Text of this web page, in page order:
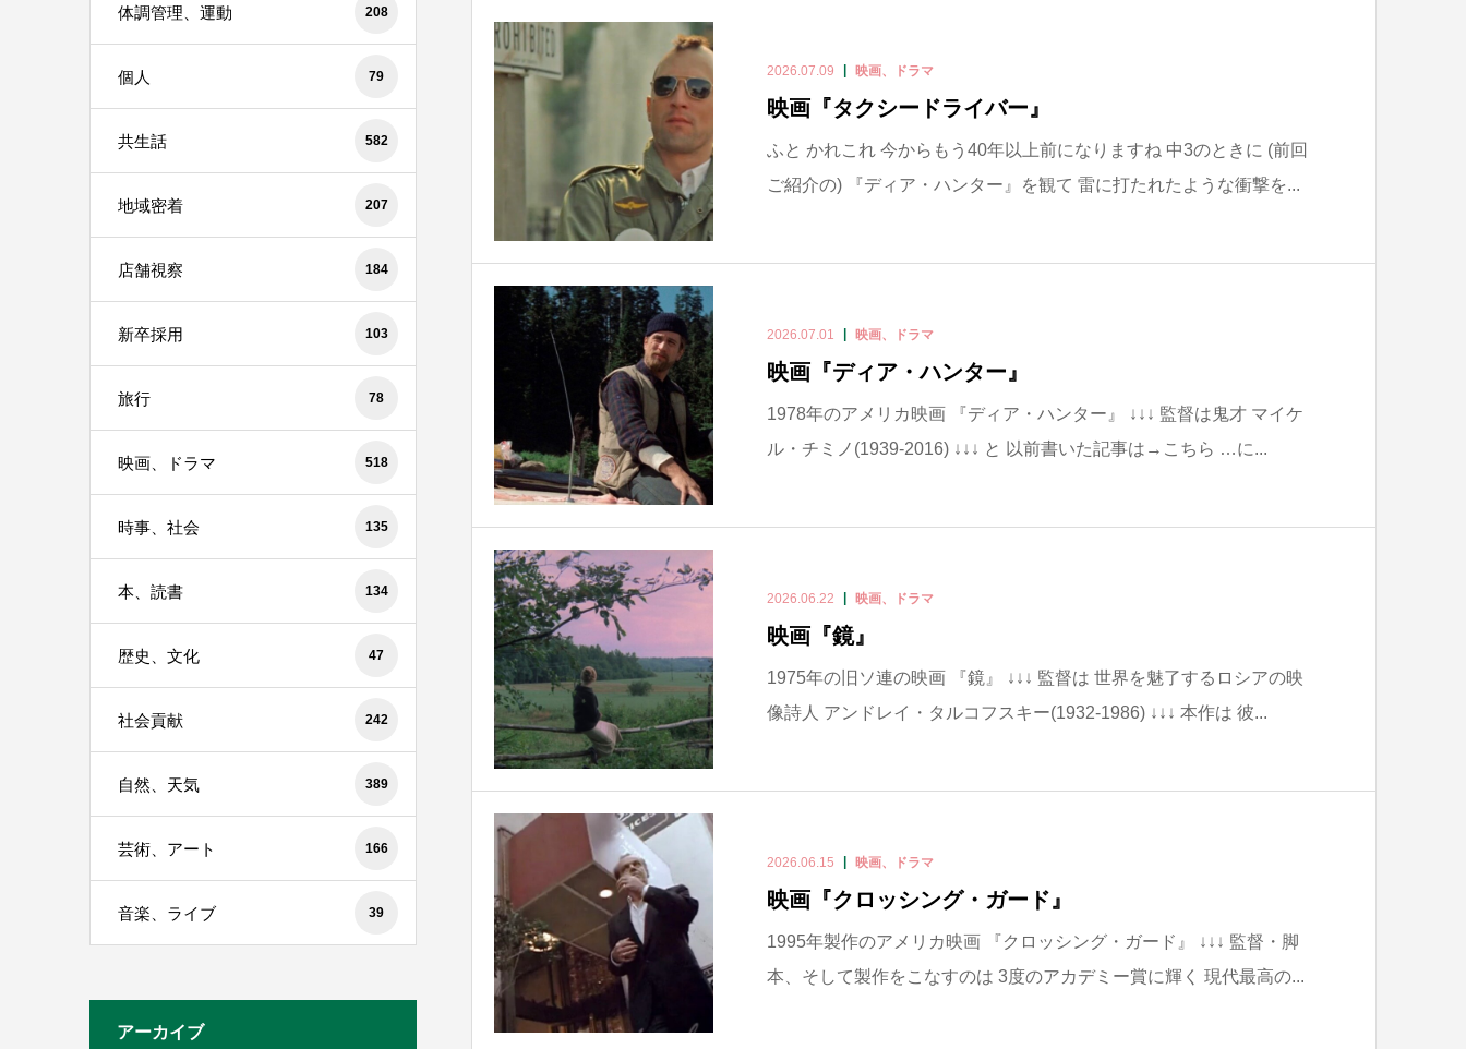
2026.07.09 映画、ドラマ
映画『タクシードライバー』
ふと かれこれ 今からもう40年以上前になりますね 中3のときに (前回
ご紹介の) 『ディア・ハンター』を観て 雷に打たれたような衝撃を...
2026.07.01 映画、ドラマ
映画『ディア・ハンター』
1978年のアメリカ映画 『ディア・ハンター』 ↓↓↓ 監督は鬼才 マイケ
ル・チミノ(1939-2016) ↓↓↓ と 以前書いた記事は→こちら …に...
2026.06.22 映画、ドラマ
映画『鏡』
1975年の旧ソ連の映画 『鏡』 ↓↓↓ 監督は 世界を魅了するロシアの映
像詩人 アンドレイ・タルコフスキー(1932-1986) ↓↓↓ 本作は 彼...
2026.06.15 映画、ドラマ
映画『クロッシング・ガード』
1995年製作のアメリカ映画 『クロッシング・ガード』 ↓↓↓ 監督・脚
本、そして製作をこなすのは 3度のアカデミー賞に輝く 現代最高の...
体調管理、運動 208
個人 79
共生話 582
地域密着 207
店舗視察 184
新卒採用 103
旅行 78
映画、ドラマ 518
時事、社会 135
本、読書 134
歴史、文化 47
社会貢献 242
自然、天気 389
芸術、アート 166
音楽、ライブ 39
アーカイブ